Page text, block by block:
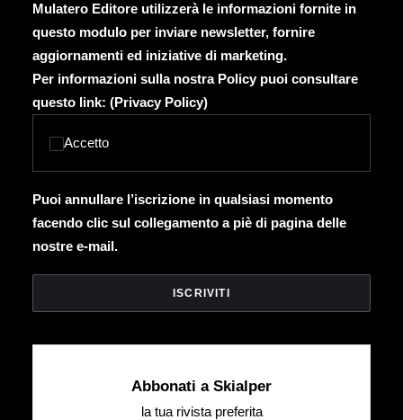
Mulatero Editore utilizzerà le informazioni fornite in
questo modulo per inviare newsletter, fornire
aggiornamenti ed iniziative di marketing.
Per informazioni sulla nostra Policy puoi consultare
questo link: (Privacy Policy)
Accetto
Puoi annullare l’iscrizione in qualsiasi momento
facendo clic sul collegamento a piè di pagina delle
nostre e-mail.
Abbonati a Skialper
la tua rivista preferita